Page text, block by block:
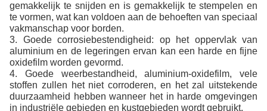
gemakkelijk te snijden en is gemakkelijk te stempelen en
te vormen, wat kan voldoen aan de behoeften van speciaal
vakmanschap voor borden.
3. Goede corrosiebestendigheid: op het oppervlak van
aluminium en de legeringen ervan kan een harde en fijne
oxidefilm worden gevormd.
4. Goede weerbestandheid, aluminium-oxidefilm, vele
stoffen zullen het niet corroderen, en het zal uitstekende
duurzaamheid hebben wanneer het in harde omgevingen
in industriële gebieden en kustgebieden wordt gebruikt.